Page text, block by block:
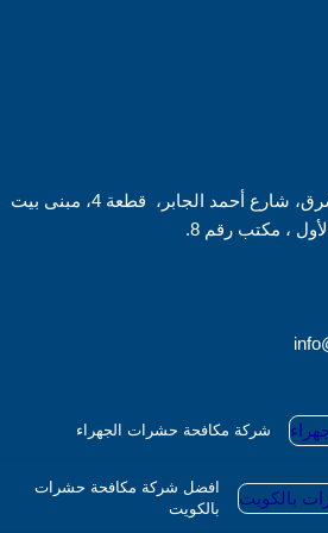
مدينة الكويت، منطقة شرق، شارع أحمد الجابر، قطعة 4، مبنى بيت
، مكتب رقم 8.
شركة مكافحة حشرات الجهراء
افضل شركة مكافحة حشرات
بالكويت